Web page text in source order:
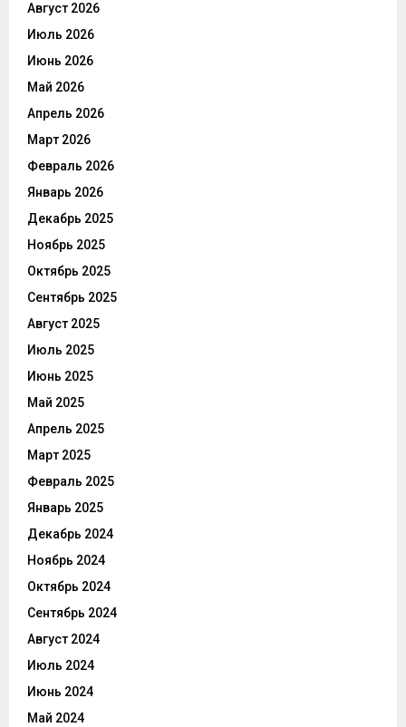
Август 2026
Июль 2026
Июнь 2026
Май 2026
Апрель 2026
Март 2026
Февраль 2026
Январь 2026
Декабрь 2025
Ноябрь 2025
Октябрь 2025
Сентябрь 2025
Август 2025
Июль 2025
Июнь 2025
Май 2025
Апрель 2025
Март 2025
Февраль 2025
Январь 2025
Декабрь 2024
Ноябрь 2024
Октябрь 2024
Сентябрь 2024
Август 2024
Июль 2024
Июнь 2024
Май 2024